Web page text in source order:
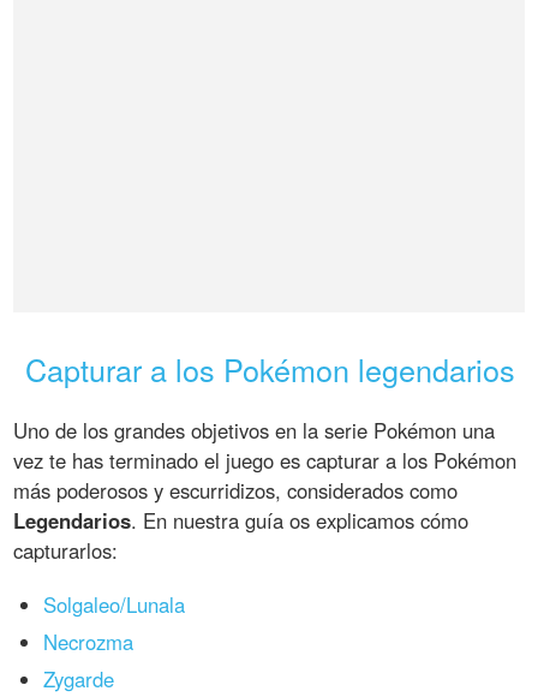
Capturar a los Pokémon legendarios
Uno de los grandes objetivos en la serie Pokémon una
vez te has terminado el juego es capturar a los Pokémon
más poderosos y escurridizos, considerados como
Legendarios. En nuestra guía os explicamos cómo
capturarlos:
Solgaleo/Lunala
Necrozma
Zygarde